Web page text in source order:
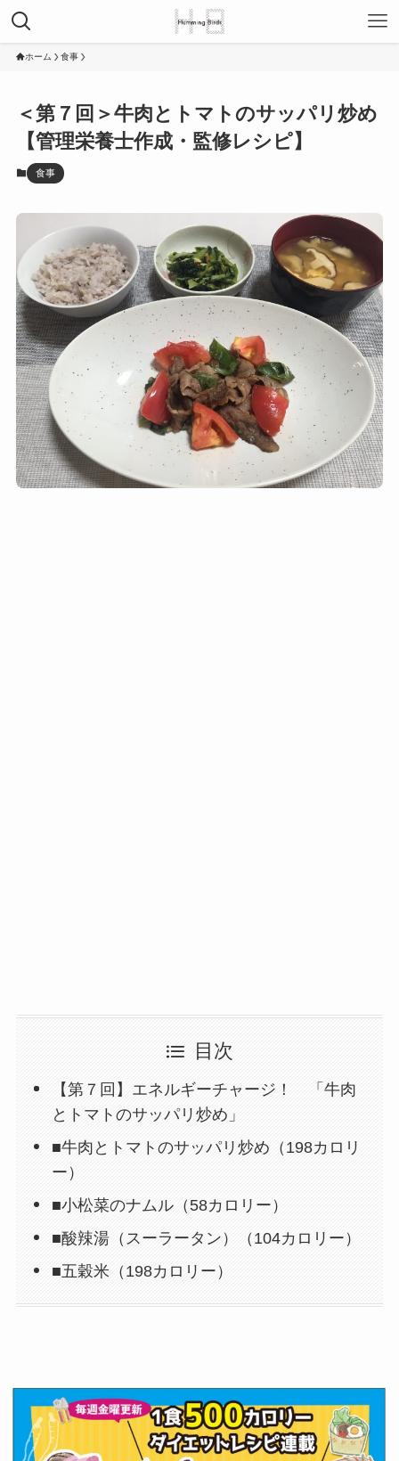
ホーム 食事
＜第７回＞牛肉とトマトのサッパリ炒め
【管理栄養士作成・監修レシピ】
食事
目次
【第７回】エネルギーチャージ！ 「牛肉
とトマトのサッパリ炒め」
■牛肉とトマトのサッパリ炒め（198カロリ
ー）
■小松菜のナムル（58カロリー）
■酸辣湯（スーラータン）（104カロリー）
■五穀米（198カロリー）